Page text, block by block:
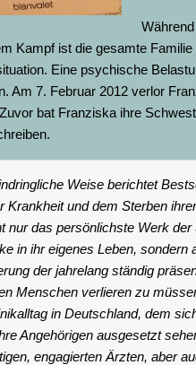
Kampf ist die gesamte
Eine psychische
Am 7. Februar 2012 verlor
bat Franziska ihre
Weise berichtet
Krankheit und dem Sterben
nur das persönlichste Werk
in ihr eigenes Leben, sondern
der jahrelang ständig
Menschen verlieren zu
in Deutschland, dem
Angehörigen ausgesetzt
engagierten Ärzten, aber